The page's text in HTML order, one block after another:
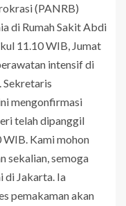
(PANRB)
di Rumah Sakit Abdi
11.10 WIB, Jumat
intensif di
Sekretaris
mengonfirmasi
telah dipanggil
WIB. Kami mohon
sekalian, semoga
di Jakarta. Ia
pemakaman akan